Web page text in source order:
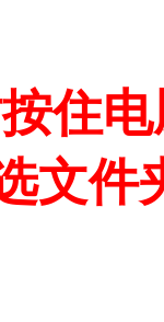
住
文件